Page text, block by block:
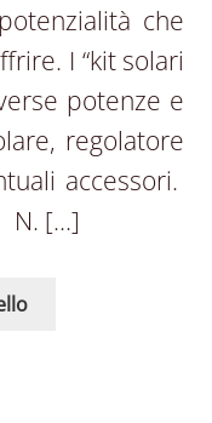
che
I “kit solari
potenze e
regolatore
accessori.
N. […]